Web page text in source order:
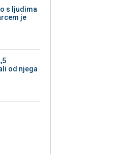
s ljudima
je
od njega